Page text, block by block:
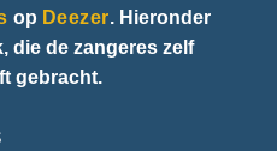
op Deezer. Hieronder
die de zangeres zelf
gebracht.